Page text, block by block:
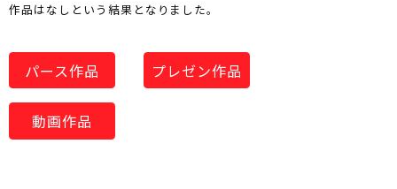
作品はなしという結果となりました。
パース作品 プレゼン作品
動画作品